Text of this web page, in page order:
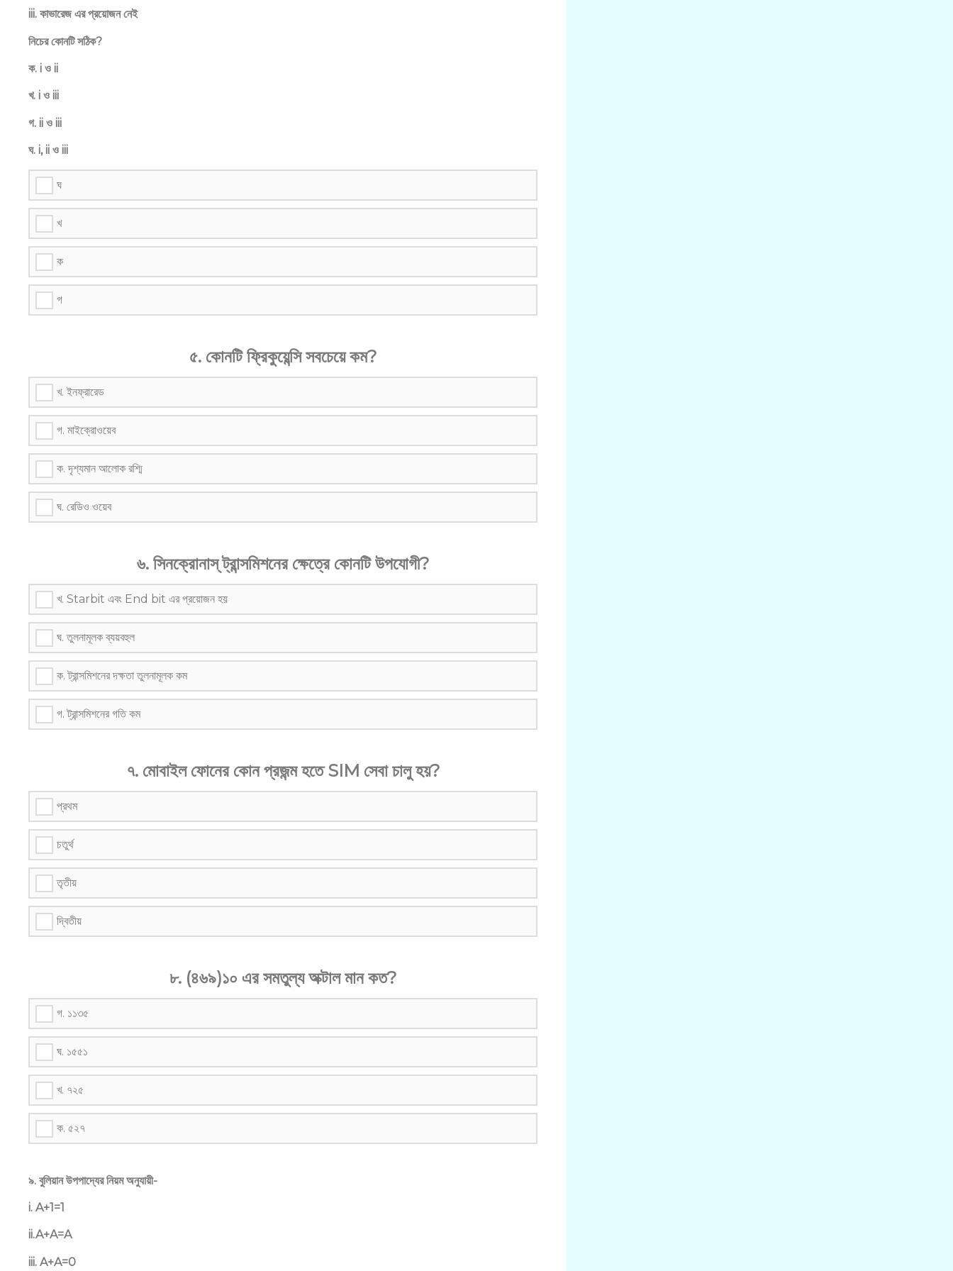
iii. কাভারেজ এর প্রয়োজন নেই
নিচের কোনটি সঠিক?
ক. i ও ii
খ. i ও iii
গ. ii ও iii
ঘ. i, ii ও iii
ঘ
খ
ক
গ
৫. কোনটি ফ্রিকুয়েন্সি সবচেয়ে কম?
খ. ইনফ্রারেড
গ. মাইক্রোওয়েব
ক. দৃশ্যমান আলোক রশ্মি
ঘ. রেডিও ওয়েব
৬. সিনক্রোনাস্ ট্রান্সমিশনের ক্ষেত্রে কোনটি উপযোগী?
খ. Starbit এবং End bit এর প্রয়োজন হয়
ঘ. তুলনামূলক ব্যয়বহুল
ক. ট্রান্সমিশনের দক্ষতা তুলনামূলক কম
গ. ট্রান্সমিশনের গতি কম
৭. মোবাইল ফোনের কোন প্রজন্ম হতে SIM সেবা চালু হয়?
প্রথম
চতুর্থ
তৃতীয়
দ্বিতীয়
৮. (৪৬৯)১০ এর সমতুল্য অক্টাল মান কত?
গ. ১১৩৫
ঘ. ১৫৫১
খ. ৭২৫
ক. ৫২৭
৯. বুলিয়ান উপপাদ্যের নিয়ম অনুযায়ী-
i. A+1=1
ii.A+A=A
iii. A+A=0